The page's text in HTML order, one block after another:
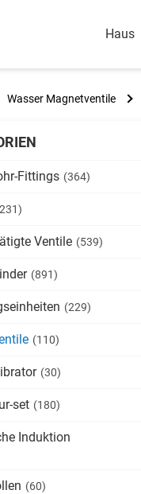
Haus
Wasser Magnetventile
Fittings (364)
Ventile (539)
(891)
(229)
(110)
(30)
set (180)
Induktion
(60)